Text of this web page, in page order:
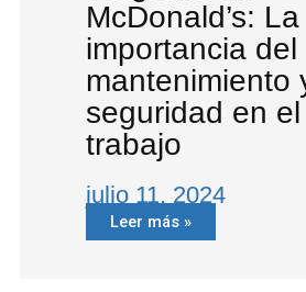
McDonald’s: La
importancia del
mantenimiento
seguridad en el
trabajo
julio 11, 2024
Leer más »